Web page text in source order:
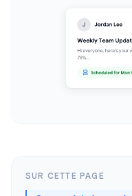
SUR CETTE PAGE